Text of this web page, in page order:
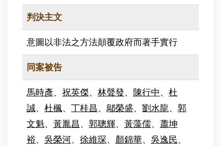
判決主文
意圖以非法之方法顛覆政府而著手實行
同案被告
馬時彥、 祝英傑、 林聲發、 陳行中 、 杜
誠、 杜楓、 丁桂昌 、鄔榮盛、 劉水龍、 郭
文魁、 黃胤昌 、 郭聰輝、 黃藻儒、 蕭坤
裕、 吳榮河、 徐維琛、 顏錦華、 吳逸民、